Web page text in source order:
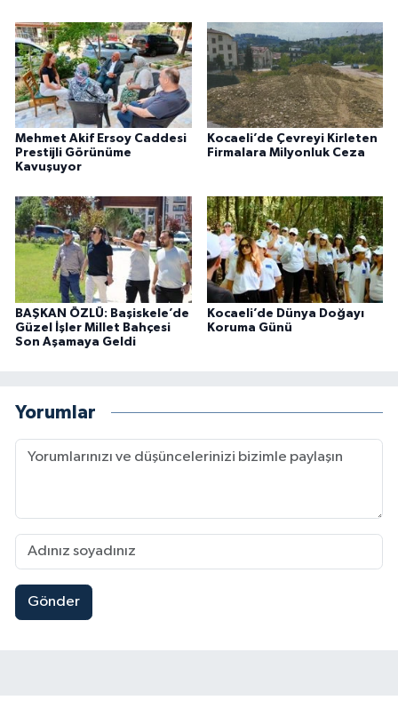
Mehmet Akif Ersoy Caddesi
Prestijli Görünüme
Kavuşuyor
Kocaeli’de Çevreyi Kirleten
Firmalara Milyonluk Ceza
BAŞKAN ÖZLÜ: Başiskele’de
Güzel İşler Millet Bahçesi
Son Aşamaya Geldi
Kocaeli’de Dünya Doğayı
Koruma Günü
Yorumlar
Gönder